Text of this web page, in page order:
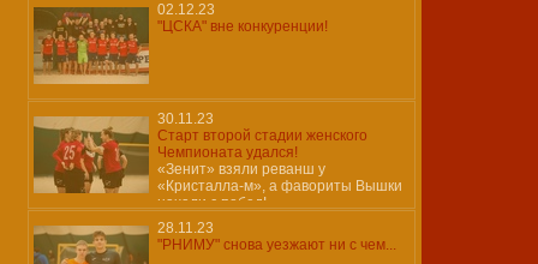
02.12.23
"ЦСКА" вне конкуренции!
30.11.23
Старт второй стадии женского
Чемпионата удался!
«Зенит» взяли реванш у
«Кристалла-м», а фавориты Вышки
начали с побед!
28.11.23
"РНИМУ" снова уезжают ни с чем...